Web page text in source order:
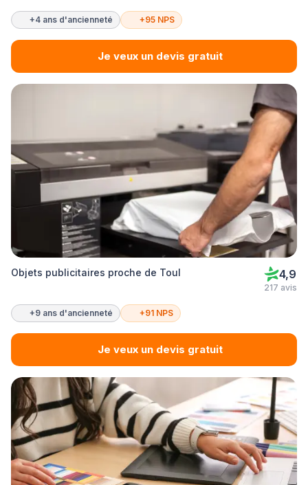
+4 ans d'ancienneté +95 NPS
Je veux un devis gratuit
Objets publicitaires proche de Toul 4,9
217 avis
+9 ans d'ancienneté +91 NPS
Je veux un devis gratuit